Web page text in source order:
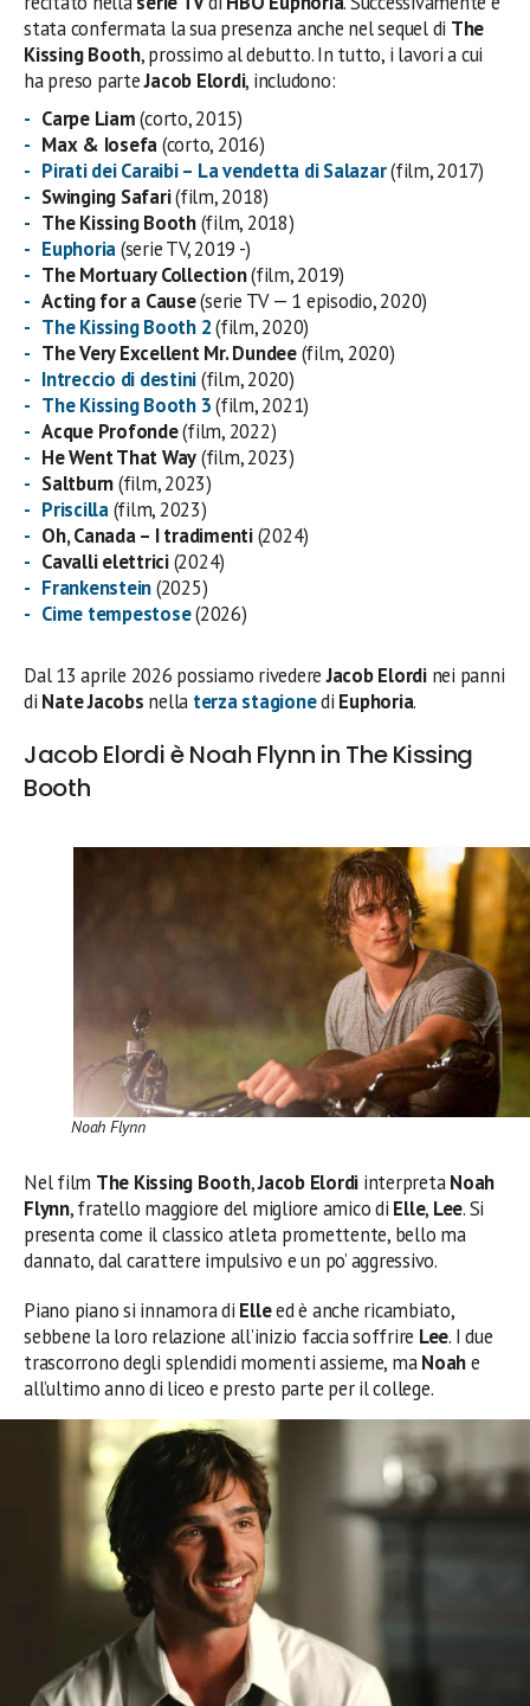
stata confermata la sua presenza anche nel sequel di The
Kissing Booth, prossimo al debutto. In tutto, i lavori a cui
ha preso parteJacob Elordi, includono:
Carpe Liam(corto, 2015)
Max & Iosefa(corto, 2016)
Pirati dei Caraibi – La vendetta di Salazar(film, 2017)
Swinging Safari(film, 2018)
The Kissing Booth(film, 2018)
Euphoria(serie TV, 2019 -)
The Mortuary Collection(film, 2019)
Acting for a Cause(serie TV — 1 episodio, 2020)
The Kissing Booth 2(film, 2020)
The Very Excellent Mr. Dundee(film, 2020)
Intreccio di destini(film, 2020)
The Kissing Booth 3(film, 2021)
Acque Profonde(film, 2022)
He Went That Way(film, 2023)
Saltburn(film, 2023)
Priscilla(film, 2023)
Oh, Canada – I tradimenti(2024)
Cavalli elettrici(2024)
Frankenstein(2025)
Cime tempestose(2026)
Dal 13 aprile 2026 possiamo rivedereJacob Elordi nei panni
di NateJacobs nella terza stagionedi Euphoria.
Jacob Elordi è Noah Flynn in The Kissing
Booth
Noah Flynn
Nel film The Kissing Booth,Jacob Elordi interpretaNoah
Flynn, fratello maggiore del migliore amico di Elle, Lee. Si
presenta come il classico atleta promettente, bello ma
dannato, dal carattere impulsivo e un po’ aggressivo.
Piano piano si innamora di Elleed è anche ricambiato,
sebbene la loro relazione all’inizio faccia soffrire Lee. I due
trascorrono degli splendidi momenti assieme, maNoahe
all’ultimo anno di liceo e presto parte per il college.